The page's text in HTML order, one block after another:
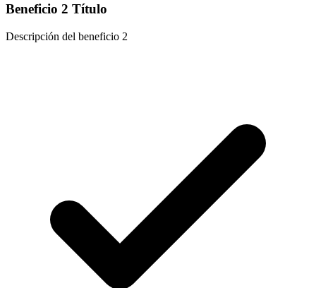
Beneficio 2 Título
Descripción del beneficio 2